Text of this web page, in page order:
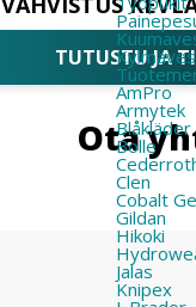
AmPro
Armytek
Blåkläder
Bolle
Clen
Cobalt
Gildan
Hikoki
Jalas
Knipex
TUTUSTU JA
Ota